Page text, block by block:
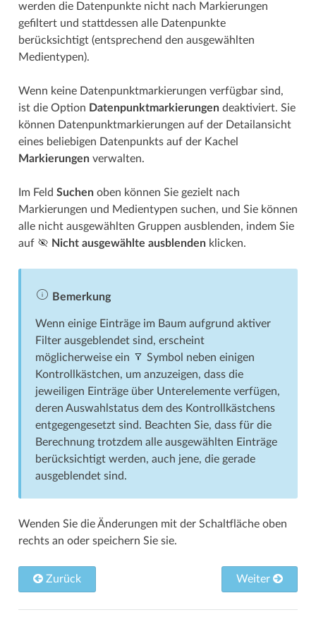
werden die Datenpunkte nicht nach Markierungen
gefiltert und stattdessen alle Datenpunkte
berücksichtigt (entsprechend den ausgewählten
Medientypen).
Wenn keine Datenpunkt­­markierungen verfügbar sind,
ist die Option Datenpunkt­­markierungendeaktiviert. Sie
können Datenpunkt­­markierungen auf der Detailansicht
eines beliebigen Datenpunkts auf der Kachel
Markierungenverwalten.
Im Feld Suchenoben können Sie gezielt nach
Markierungen und Medientypen suchen, und Sie können
alle nicht ausgewählten Gruppen ausblenden, indem Sie
auf
Nicht ausgewählte ausblendenklicken.
Bemerkung
Wenn einige Einträge im Baum aufgrund aktiver
Filter ausgeblendet sind, erscheint
möglicherweise ein
Symbol neben einigen
Kontroll­­kästchen, um anzuzeigen, dass die
jeweiligen Einträge über Unter­­elemente verfügen,
deren Auswahlstatus dem des Kontroll­­kästchens
entgegen­­gesetzt sind. Beachten Sie, dass für die
Berechnung trotzdem alle ausgewählten Einträge
berücksichtigt werden, auch jene, die gerade
ausgeblendet sind.
Wenden Sie die Änderungen mit der Schaltfläche oben
rechts an oder speichern Sie sie.
Zurück Weiter